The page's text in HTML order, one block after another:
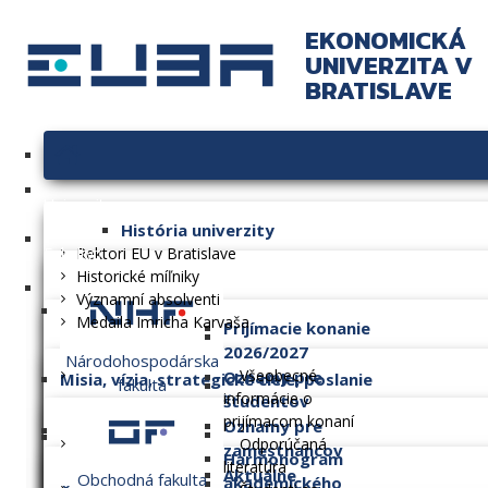
EKONOMICKÁ
UNIVERZITA V
BRATISLAVE
História univerzity
Rektori EU v Bratislave
Historické míľniky
Významní absolventi
Medaila Imricha Karvaša
Misia, vízia, strategické ciele, poslanie
Dlhodobý zámer
Fakulty
Národohospodárska
fakulta
Obchodná fakulta
Prijímacie konanie
2026/2027
Všeobecné
informácie o
prijímacom konaní
Odporúčaná
literatúra
Oznamy pre
študentov
Harmonogram
akademického
Oznamy pre
zamestnancov
Aktuálne